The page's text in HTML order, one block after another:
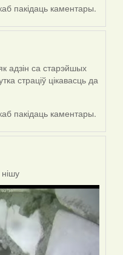
пакідаць каментары.
адзін са старэйшых
страціў цікавасць да
пакідаць каментары.